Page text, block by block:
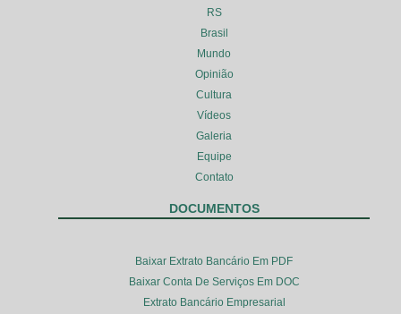
RS
Brasil
Mundo
Opinião
Cultura
Vídeos
Galeria
Equipe
Contato
DOCUMENTOS
Baixar Extrato Bancário Em PDF
Baixar Conta De Serviços Em DOC
Extrato Bancário Empresarial